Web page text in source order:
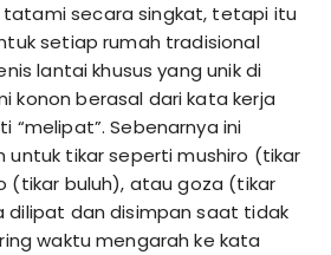
tatami secara singkat, tetapi itu
setiap rumah tradisional
lantai khusus yang unik di
konon berasal dari kata kerja
“melipat”. Sebenarnya ini
untuk tikar seperti mushiro (tikar
(tikar buluh), atau goza (tikar
dilipat dan disimpan saat tidak
waktu mengarah ke kata